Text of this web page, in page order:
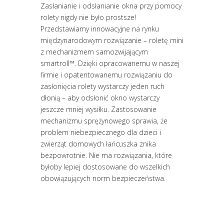
Zasłanianie i odsłanianie okna przy pomocy
rolety nigdy nie było prostsze!
Przedstawiamy innowacyjne na rynku
międzynarodowym rozwiązanie – roletę mini
z mechanizmem samozwijającym
smartroll™. Dzięki opracowanemu w naszej
firmie i opatentowanemu rozwiązaniu do
zasłonięcia rolety wystarczy jeden ruch
dłonią – aby odsłonić okno wystarczy
jeszcze mniej wysiłku. Zastosowanie
mechanizmu sprężynowego sprawia, że
problem niebezpiecznego dla dzieci i
zwierząt domowych łańcuszka znika
bezpowrotnie. Nie ma rozwiązania, które
byłoby lepiej dostosowane do wszelkich
obowiązujących norm bezpieczeństwa.